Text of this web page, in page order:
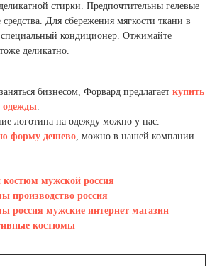
стирки. Предпочтительны гелевые
Для сбережения мягкости ткани в
кондиционер. Отжимайте
деликатно.
бизнесом, Форвард предлагает купить
.
логотипа на одежду можно у нас.
форму дешево, можно в нашей компании.
мужской россия
производство россия
россия мужские интернет магазин
костюмы